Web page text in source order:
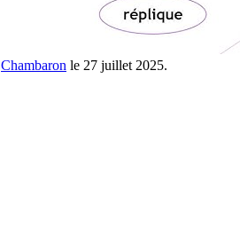
Chambaron le 27 juillet 2025.